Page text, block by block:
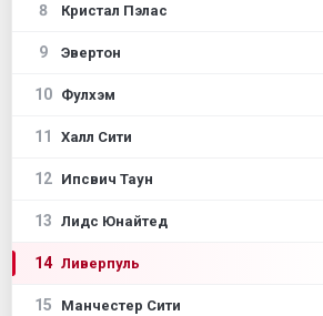
8 Кристал Пэлас
9 Эвертон
10 Фулхэм
11 Халл Сити
12 Ипсвич Таун
13 Лидс Юнайтед
14 Ливерпуль
15 Манчестер Сити